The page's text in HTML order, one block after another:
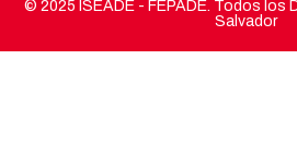
© 2025 ISEADE - FEPADE. Todos los
Salvador